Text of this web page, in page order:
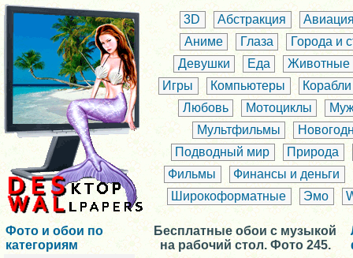
3D Абстракция
Аниме
Глаза
Города и
Девушки
Еда
Животные
Игры
Компьютеры
Корабли
Любовь
Мотоциклы
Мультфильмы
Подводный мир
Природа
Фильмы
Финансы и деньги
Широкоформатные
Эмо
Фото и обои по
категориям
Бесплатные обои с музыкой
на рабочий стол. Фото 245.